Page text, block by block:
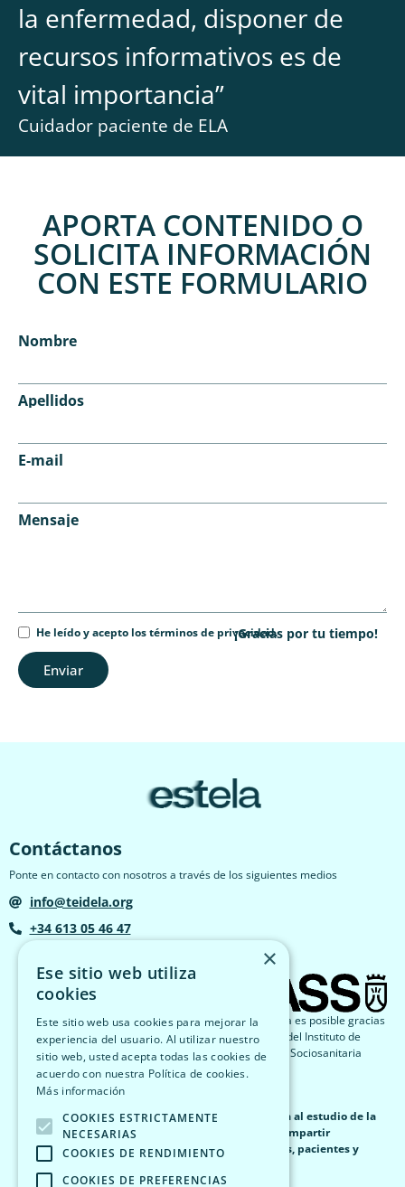
la enfermedad, disponer de
recursos informativos es de
vital importancia”
Cuidador paciente de ELA
APORTA CONTENIDO O
SOLICITA INFORMACIÓN
CON ESTE FORMULARIO
Nombre
Apellidos
E-mail
Mensaje
He leído y acepto los términos de privacidad.
Enviar
¡Gracias por tu tiempo!
Contáctanos
Ponte en contacto con nosotros a través de los siguientes medios
info@teidela.org
+34 613 05 46 47
El proyecto Estela es posible gracias
a la financiación del Instituto de
Atención Social y Sociosanitaria
(IASS).
Estela nace como una plataforma abierta dedicada al estudio de la
ELA (Esclerosis Lateral Amiotrófica)
con el fin de compartir
información veraz, fiable y de valor para familiares, pacientes y
cuidadores.
×
Ese sitio web utiliza
cookies
Este sitio web usa cookies para mejorar la
experiencia del usuario. Al utilizar nuestro
sitio web, usted acepta todas las cookies de
acuerdo con nuestra Política de cookies.
Más información
COOKIES ESTRICTAMENTE
NECESARIAS
COOKIES DE RENDIMIENTO
COOKIES DE PREFERENCIAS